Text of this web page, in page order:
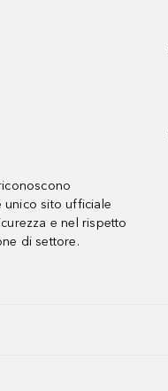
unico sito ufficiale
e nel rispetto
di settore.